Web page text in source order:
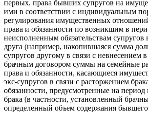
первых, права бывших супругов на
ими в соответствии с индивидуальным
регулирования имущественных
права и обязанности по возникшим в
неисполненным обязательствам
друга (например, накопившаяся сумма
супругов другому в связи с невнесением
брачным договором суммы на семейные
права и обязанности, касающиеся
экс-супругов в связи с расторжением
обязанности, предусмотренные на
брака (в частности, установленный
определенный объем содержания бывшего